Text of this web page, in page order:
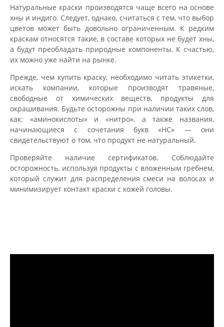
Натуральные краски производятся чаще всего на основе
хны и индиго. Следует, однако, считаться с тем, что выбор
цветов может быть довольно ограниченным. К редким
краскам относятся такие, в составе которых не будет хны,
а будут преобладать природные компоненты. К счастью,
их можно уже найти на рынке.
Прежде, чем купить краску, необходимо читать этикетки,
искать компании, которые производят травяные,
свободные от химических веществ, продукты для
окрашивания. Будьте осторожны при наличии таких слов,
как: «аминокислоты» и «нитро», а также названия,
начинающиеся с сочетания букв «HC» — они
свидетельствуют о том, что продукт не натуральный.
Проверяйте наличие сертификатов. Соблюдайте
осторожность, используя продукты с вложенным гребнем,
который служит для распределения смеси на волосах и
минимизирует контакт краски с кожей головы.